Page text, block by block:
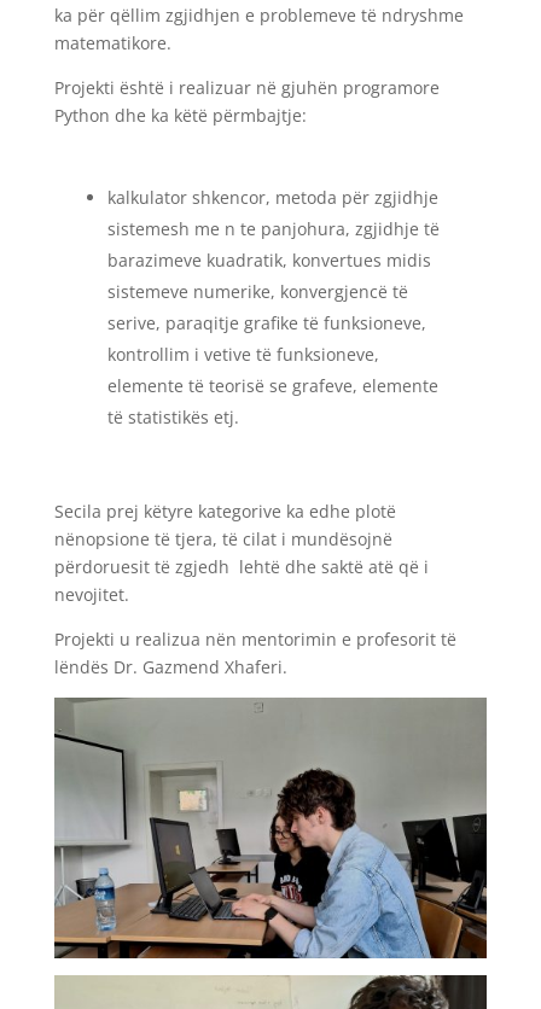
ka për qëllim zgjidhjen e problemeve të ndryshme
matematikore.
Projekti është i realizuar në gjuhën programore
Python dhe ka këtë përmbajtje:
kalkulator shkencor, metoda për zgjidhje
sistemesh me n te panjohura, zgjidhje të
barazimeve kuadratik, konvertues midis
sistemeve numerike, konvergjencë të
serive, paraqitje grafike të funksioneve,
kontrollim i vetive të funksioneve,
elemente të teorisë se grafeve, elemente
të statistikës etj.
Secila prej këtyre kategorive ka edhe plotë
nënopsione të tjera, të cilat i mundësojnë
përdoruesit të zgjedh lehtë dhe saktë atë që i
nevojitet.
Projekti u realizua nën mentorimin e profesorit të
lëndës Dr. Gazmend Xhaferi.